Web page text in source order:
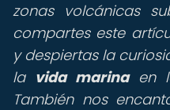
zonas volcánicas
compartes este
y despiertas la
la vida marinaen
También nos